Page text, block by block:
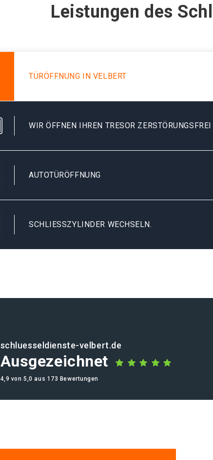
Leistungen des
TÜRÖFFNUNG IN VELBERT
WIR ÖFFNEN IHREN TRESOR ZERSTÖRUNGSFREI
AUTOTÜRÖFFNUNG
SCHLIESSZYLINDER WECHSELN.
schluesseldienste-velbert.de
Ausgezeichnet
4,9 von 5,0 aus 173 Bewertungen